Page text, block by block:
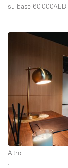
su base 60.000AED
Altro
∙